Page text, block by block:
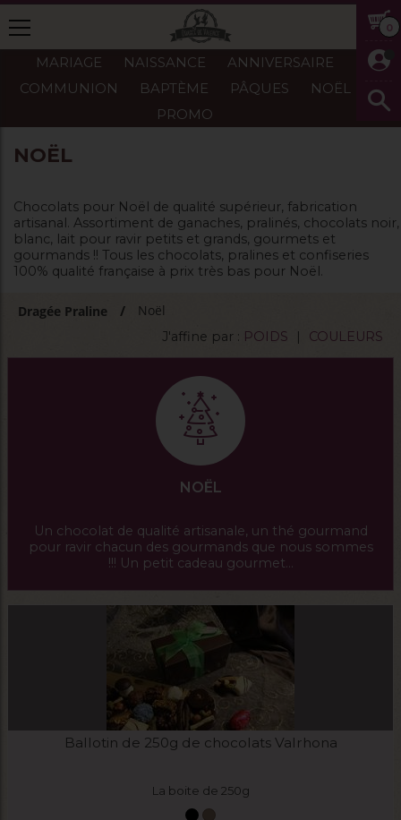
0
MARIAGE NAISSANCE
ANNIVERSAIRE
COMMUNION
BAPTÈME PÂQUES
NOËL
PROMO
NOËL
Chocolats pour Noël de qualité supérieur, fabrication
artisanal. Assortiment de ganaches, pralinés, chocolats noir,
blanc, lait pour ravir petits et grands, gourmets et
gourmands !! Tous les chocolats, pralines et confiseries
100% qualité française à prix très bas pour Noël.
Dragée Praline Noël
J'affine par : POIDS | COULEURS
NOËL
Un chocolat de qualité artisanale, un thé gourmand
pour ravir chacun des gourmands que nous sommes
!!! Un petit cadeau gourmet...
Ballotin de 250g de chocolats Valrhona
La boite de 250g